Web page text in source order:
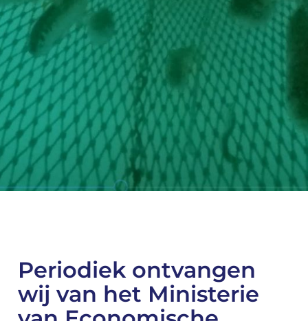
Periodiek ontvangen
wij van het Ministerie